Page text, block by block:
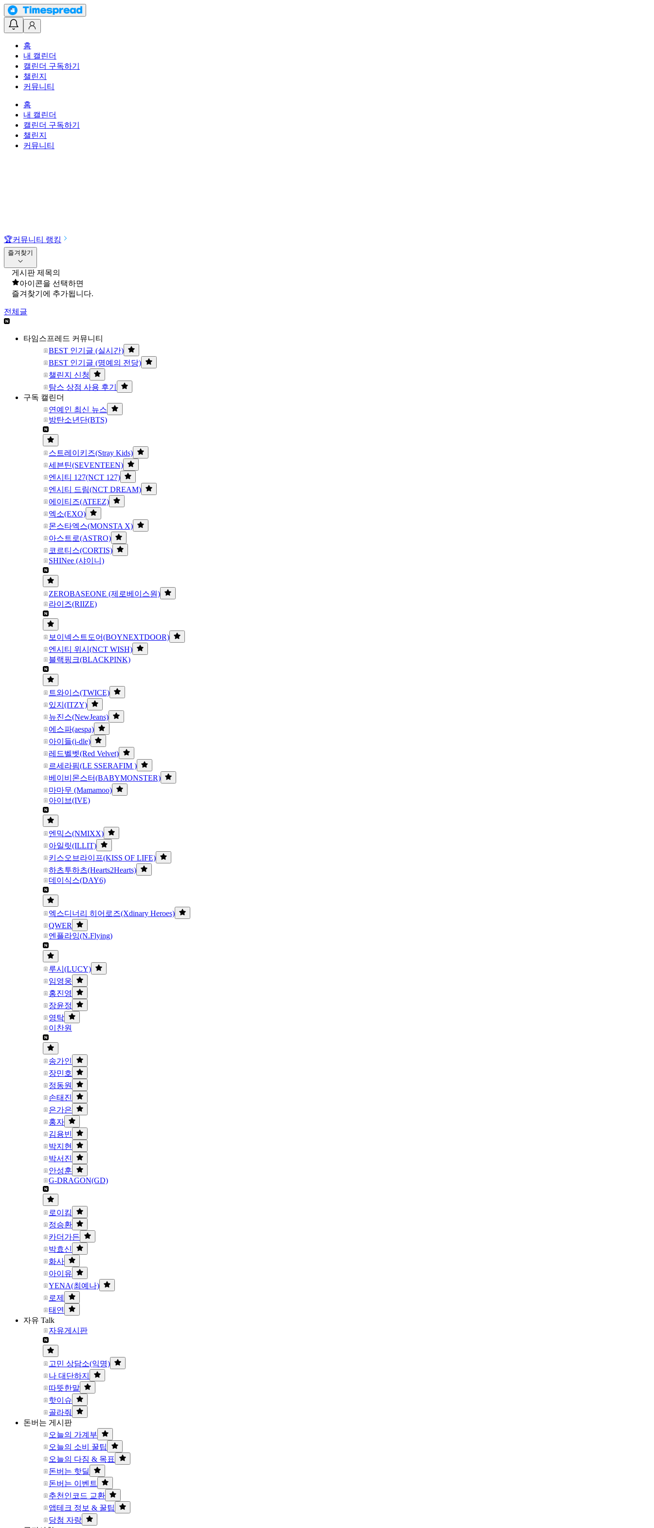
홈
내 캘린더
캘린더 구독하기
챌린지
커뮤니티
홈
내 캘린더
캘린더 구독하기
챌린지
커뮤니티
🏆커뮤니티 랭킹
즐겨찾기
게시판 제목의
아이콘을 선택하면
즐겨찾기에 추가됩니다.
전체글
타임스프레드 커뮤니티
BEST 인기글 (실시간)
BEST 인기글 (명예의 전당)
챌린지 신청
탐스 상점 사용 후기
구독 캘린더
연예인 최신 뉴스
방탄소년단(BTS)
스트레이키즈(Stray Kids)
세븐틴(SEVENTEEN)
엔시티 127(NCT 127)
엔시티 드림(NCT DREAM)
에이티즈(ATEEZ)
엑소(EXO)
몬스타엑스(MONSTA X)
아스트로(ASTRO)
코르티스(CORTIS)
SHINee (샤이니)
ZEROBASEONE (제로베이스원)
라이즈(RIIZE)
보이넥스트도어(BOYNEXTDOOR)
엔시티 위시(NCT WISH)
블랙핑크(BLACKPINK)
트와이스(TWICE)
있지(ITZY)
뉴진스(NewJeans)
에스파(aespa)
아이들(i-dle)
레드벨벳(Red Velvet)
르세라핌(LE SSERAFIM )
베이비몬스터(BABYMONSTER)
마마무 (Mamamoo)
아이브(IVE)
엔믹스(NMIXX)
아일릿(ILLIT)
키스오브라이프(KISS OF LIFE)
하츠투하츠(Hearts2Hearts)
데이식스(DAY6)
엑스디너리 히어로즈(Xdinary Heroes)
QWER
엔플라잉(N.Flying)
루시(LUCY)
임영웅
홍진영
장윤정
영탁
이찬원
송가인
장민호
정동원
손태진
은가은
홍자
김용빈
박지현
박서진
안성훈
G-DRAGON(GD)
로이킴
정승환
카더가든
박효신
화사
아이유
YENA(최예나)
로제
태연
자유 Talk
자유게시판
고민 상담소(익명)
나 대단하지
따뜻한말
핫이슈
골라줘
돈버는 게시판
오늘의 가계부
오늘의 소비 꿀팁
오늘의 다짐 & 목표
돈버는 핫딜
돈버는 이벤트
추천인코드 교환
앱테크 정보 & 꿀팁
당첨 자랑